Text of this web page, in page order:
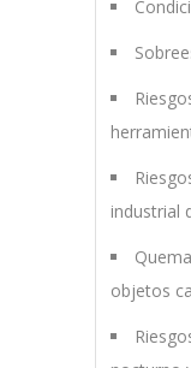
industrial
objetos